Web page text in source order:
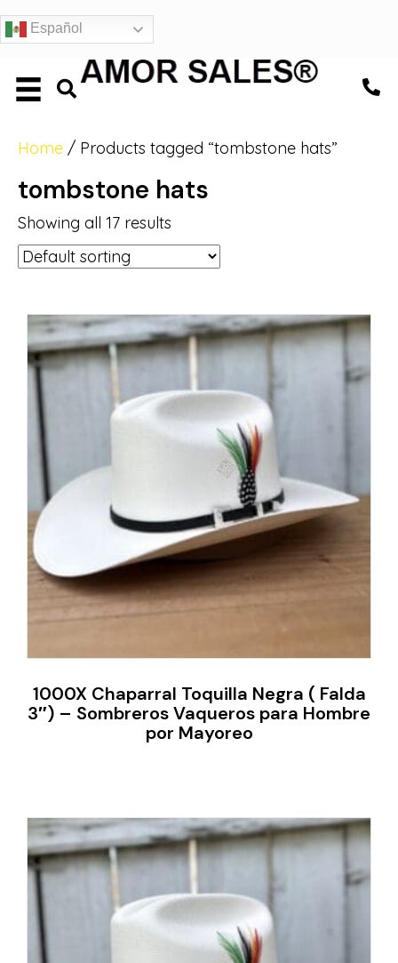
Español
Home / Products tagged “tombstone hats”
tombstone hats
Showing all 17 results
1000X Chaparral Toquilla Negra ( Falda
3″) – Sombreros Vaqueros para Hombre
por Mayoreo